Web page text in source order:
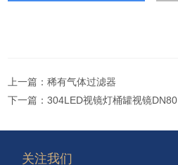
上一篇：稀有气体过滤器
下一篇：304LED视镜灯桶罐视镜DN80
关注我们